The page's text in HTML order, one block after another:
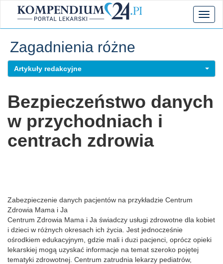
Zagadnienia różne
Artykuły redakcyjne
Bezpieczeństwo danych
w przychodniach i
centrach zdrowia
Zabezpieczenie danych pacjentów na przykładzie Centrum
Zdrowia Mama i Ja
Centrum Zdrowia Mama i Ja świadczy usługi zdrowotne dla kobiet
i dzieci w różnych okresach ich życia. Jest jednocześnie
ośrodkiem edukacyjnym, gdzie mali i duzi pacjenci, oprócz opieki
lekarskiej mogą uzyskać informacje na temat szeroko pojętej
tematyki zdrowotnej. Centrum zatrudnia lekarzy pediatrów,